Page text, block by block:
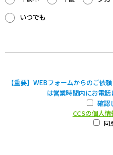
いつでも
【重要】WEBフォームからのご依
は営業時間内にお電話
確認
CCSの個人
同